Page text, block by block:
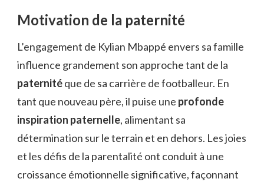
Motivation de la paternité
L’engagement de Kylian Mbappé envers sa famille
influence grandement son approche tant de la
paternitéque de sa carrière de footballeur. En
tant que nouveau père, il puise une profonde
inspiration paternelle, alimentant sa
détermination sur le terrain et en dehors. Les joies
et les défis de la parentalité ont conduit à une
croissance émotionnelle significative, façonnant